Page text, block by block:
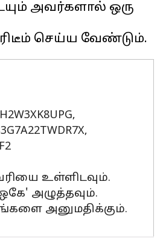
அவர்களால் ஒரு
உள்ளிடவும்.
அழுத்தவும்.
அனுமதிக்கும்.